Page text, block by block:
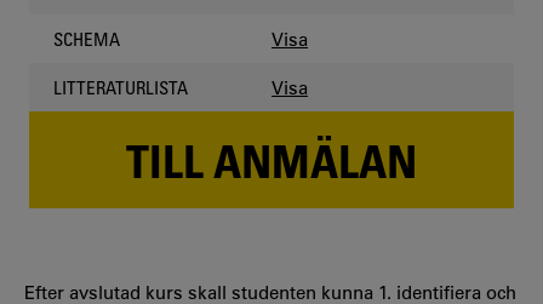
SCHEMA Visa
LITTERATURLISTA Visa
TILL ANMÄLAN
Efter avslutad kurs skall studenten kunna 1. identifiera och